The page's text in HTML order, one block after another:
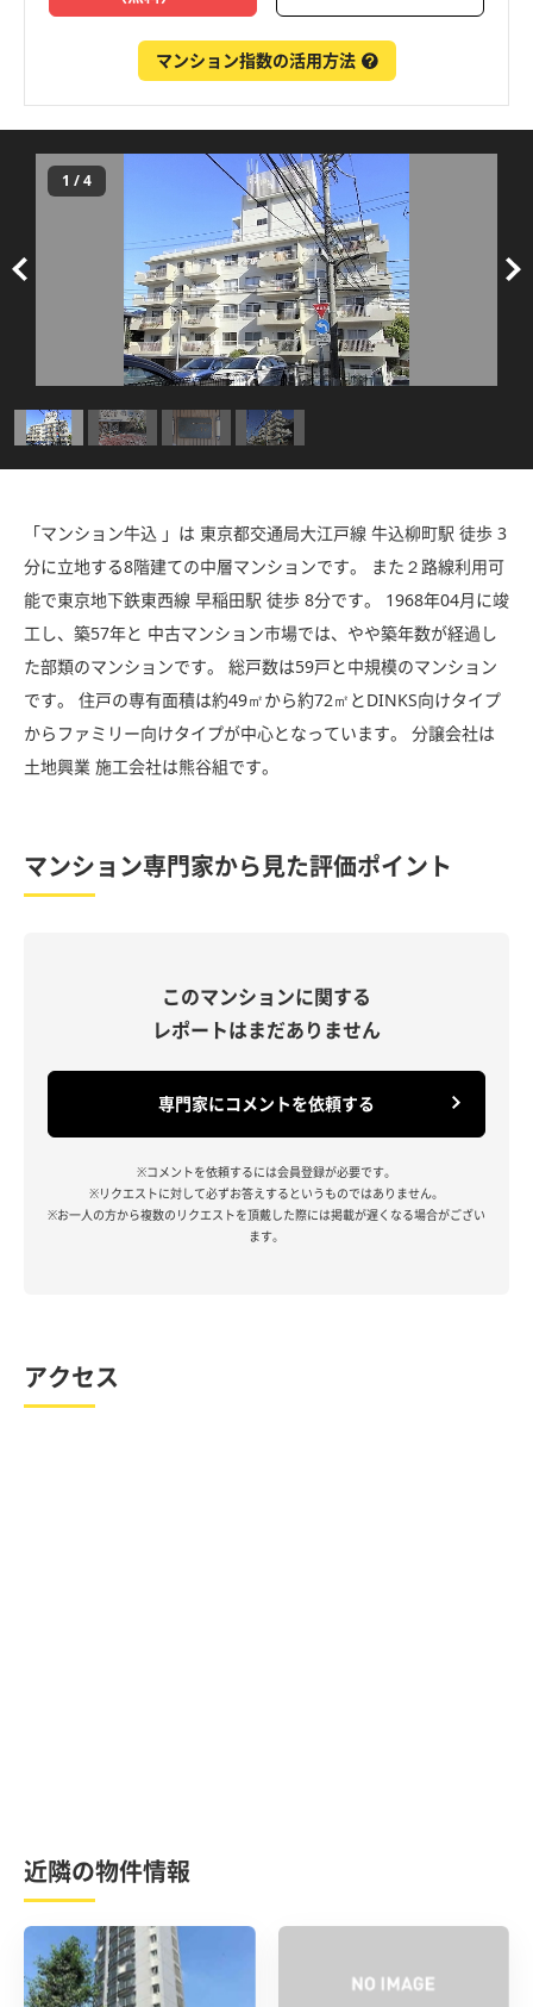
マンション指数の活用方法
1 /4
「マンション牛込 」は 東京都交通局大江戸線 牛込柳町駅 徒歩 3
分に立地する8階建ての中層マンションです。 また２路線利用可
能で東京地下鉄東西線 早稲田駅 徒歩 8分です。 1968年04月に竣
工し、築57年と 中古マンション市場では、やや築年数が経過し
た部類のマンションです。 総戸数は59戸と中規模のマンション
です。 住戸の専有面積は約49㎡から約72㎡とDINKS向けタイプ
からファミリー向けタイプが中心となっています。 分譲会社は
土地興業 施工会社は熊谷組です。
マンション専門家から見た評価ポイント
このマンションに関する
レポートはまだありません
専門家にコメントを依頼する
※コメントを依頼するには会員登録が必要です。
※リクエストに対して必ずお答えするというものではありません。
※お一人の方から複数のリクエストを頂戴した際には掲載が遅くなる場合がござい
ます。
アクセス
近隣の物件情報